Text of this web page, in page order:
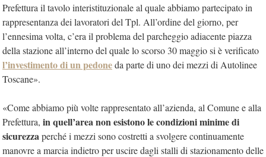
Prefettura il tavolo interistituzionale al quale abbiamo partecipato in
rappresentanza dei lavoratori del Tpl. All’ordine del giorno, per
l’ennesima volta, c’era il problema del parcheggio adiacente piazza
della stazione all’interno del quale lo scorso 30 maggio si è verificato
l’investimento di un pedoneda parte di uno dei mezzi di Autolinee
Toscane».
«Come abbiamo più volte rappresentato all’azienda, al Comune e alla
Prefettura, in quell’area non esistono le condizioni minime di
sicurezzaperché i mezzi sono costretti a svolgere continuamente
manovre a marcia indietro per uscire dagli stalli di stazionamento delle